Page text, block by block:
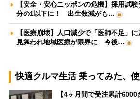
【安全・安心ニッポンの危機】採用試
分の1以下に！ 出生数減がも…
【医療崩壊】人口減少で「医師不足」
見舞われ地域医療が限界に 今後…
快適クルマ生活 乗ってみた、
【4ヶ月間で受注累計